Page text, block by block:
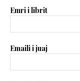
Emri i librit
Emaili i juaj